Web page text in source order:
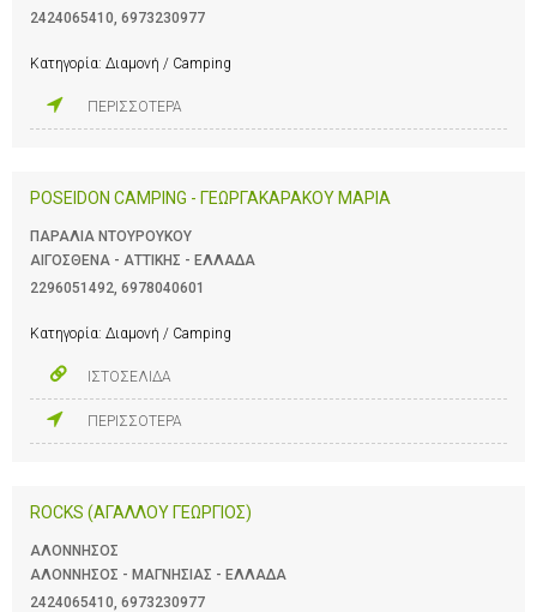
2424065410, 6973230977
Κατηγορία: Διαμονή / Camping
ΠΕΡΙΣΣΟΤΕΡΑ
POSEIDON CAMPING - ΓΕΩΡΓΑΚΑΡΑΚΟΥ ΜΑΡΙΑ
ΠΑΡΑΛΙΑ ΝΤΟΥΡΟΥΚΟΥ
ΑΙΓΟΣΘΕΝΑ - ΑΤΤΙΚΗΣ - ΕΛΛΑΔΑ
2296051492, 6978040601
Κατηγορία: Διαμονή / Camping
ΙΣΤΟΣΕΛΙΔΑ
ΠΕΡΙΣΣΟΤΕΡΑ
ROCKS (AΓΑΛΛΟΥ ΓΕΩΡΓΙΟΣ)
ΑΛΟΝΝΗΣΟΣ
ΑΛΟΝΝΗΣΟΣ - ΜΑΓΝΗΣΙΑΣ - ΕΛΛΑΔΑ
2424065410 6973230977